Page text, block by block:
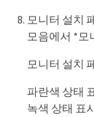
모니터 설치
모음에서 *모
모니터 설치
파란색 상태
녹색 상태 표